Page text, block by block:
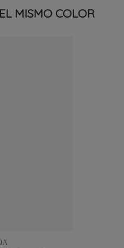
MISMO COLOR